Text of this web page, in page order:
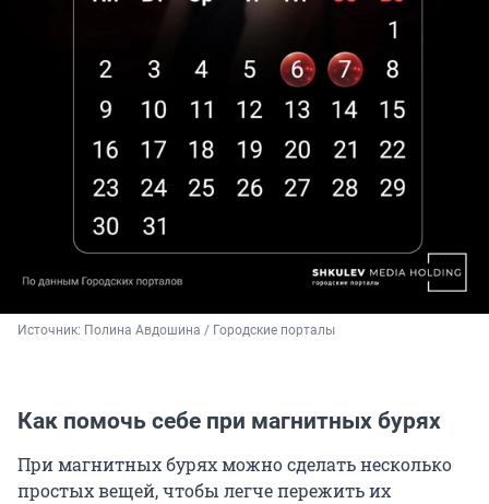
Источник: Полина Авдошина / Городские порталы
Как помочь себе при магнитных бурях
При магнитных бурях можно сделать несколько
простых вещей, чтобы легче пережить их